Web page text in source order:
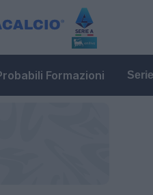
Formazioni